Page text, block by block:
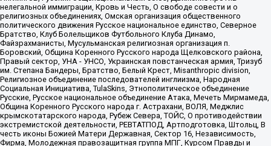
нелегальной иммиграции, Кровь и Честь, О свободе совести и о
религиозных объединениях, Омская организация общественного
политического движения Русское национальное единство, Северное
Братство, Клуб Болельщиков Футбольного Клуба Динамо,
Файзрахманисты, Мусульманская религиозная организация п.
Боровский, Община Коренного Русского народа Щелковского района,
Правый сектор, УНА - УНСО, Украинская повстанческая армия, Тризуб
им. Степана Бандеры, Братство, Белый Крест, Misanthropic division,
Религиозное объединение последователей инглиизма, Народная
Социальная Инициатива, TulaSkins, Этнополитическое объединение
Русские, Русское национальное объединение Атака, Мечеть Мирмамеда,
Община Коренного Русского народа г. Астрахани, ВОЛЯ, Меджлис
крымскотатарского народа, Рубеж Севера, ТОЙС, О противодействии
экстремистской деятельности, РЕВТАТПОД, Артподготовка, Штольц, В
честь иконы Божией Матери Державная, Сектор 16, Независимость,
Фирма, Молодежная правозащитная группа МПГ, Курсом Правды и